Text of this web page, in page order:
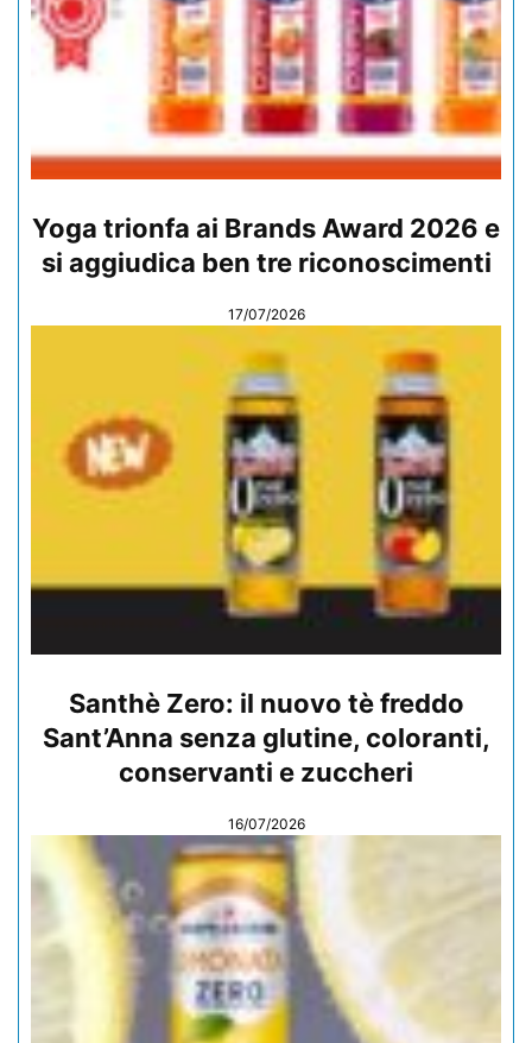
Yoga trionfa ai Brands Award 2026 e
si aggiudica ben tre riconoscimenti
17/07/2026
Santhè Zero: il nuovo tè freddo
Sant’Anna senza glutine, coloranti,
conservanti e zuccheri
16/07/2026